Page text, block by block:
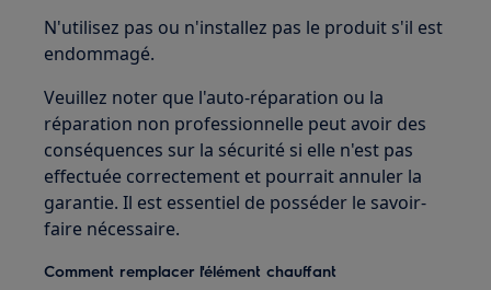
N'utilisez pas ou n'installez pas le produit s'il est
endommagé.
Veuillez noter que l'auto-réparation ou la
réparation non professionnelle peut avoir des
conséquences sur la sécurité si elle n'est pas
effectuée correctement et pourrait annuler la
garantie. Il est essentiel de posséder le savoir-
faire nécessaire.
Comment remplacer l'élément chauffant